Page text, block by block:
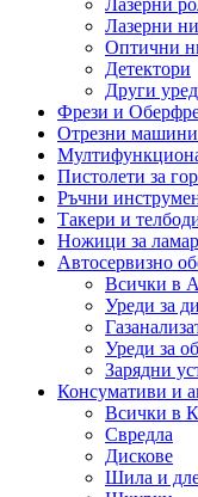
Лазерни
Лазерни
Оптични
Детектори
Други
Фрези и
Отрезни
Пистолети за
Ръчни
Такери и
Ножици за
Автосервизно
Всички в
Уреди за
Уреди за
Зарядни
Консумативи и
Всички в
Свредла
Дискове
Шила и